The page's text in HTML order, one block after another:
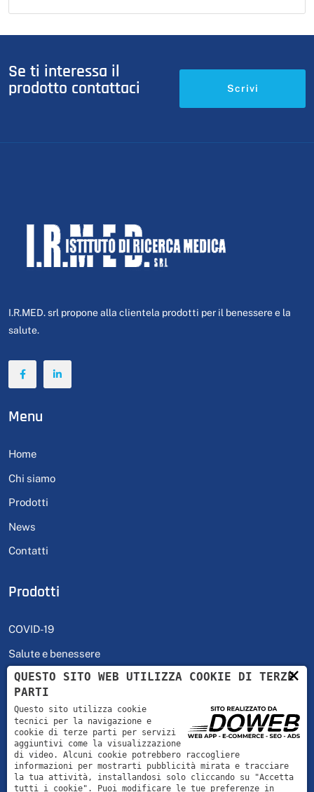
Se ti interessa il
prodotto contattaci
Scrivi
I.R.MED. srl propone alla clientela prodotti per il benessere e la
salute.
Menu
Home
Chi siamo
Prodotti
News
Contatti
Prodotti
COVID-19
Salute e benessere
Self Test
Orario
Lunedì - Venerdì 08:00 | 18:00
×
QUESTO SITO WEB UTILIZZA COOKIE DI TERZE
PARTI
Questo sito utilizza cookie
tecnici per la navigazione e
cookie di terze parti per servizi
aggiuntivi come la visualizzazione
di video. Alcuni cookie potrebbero raccogliere
informazioni per mostrarti pubblicità mirata e tracciare
la tua attività, installandosi solo cliccando su "Accetta
tutti i cookie". Puoi modificare le tue preferenze in